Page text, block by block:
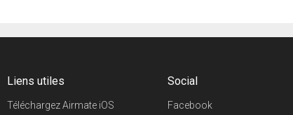
Liens utiles
Téléchargez Airmate iOS
Social
Facebook